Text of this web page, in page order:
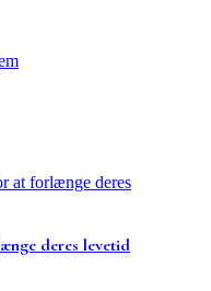
deres levetid